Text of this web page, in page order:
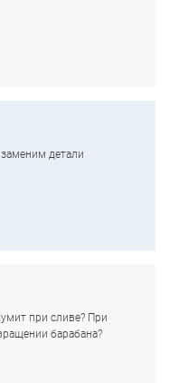
детали
при сливе? При
барабана?